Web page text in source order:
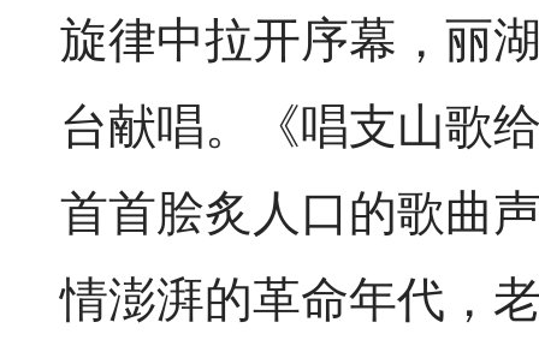
旋律中拉开序幕，丽
台献唱。《唱支山歌
首首脍炙人口的歌曲
情澎湃的革命年代，